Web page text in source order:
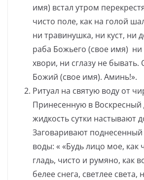
имя) встал утром
чисто поле, как на голой
ни травинушка, ни куст, ни
раба Божьего (свое имя)
хвори, ни сглазу не
Божий (свое имя). Аминь!».
Ритуал на святую воду от
Принесенную в Воскресный
жидкость сутки настывают
Заговаривают поднесенный
воды: « «Будь лицо мое, как
гладь, чисто и румяно, как
белее снега, светлее света,